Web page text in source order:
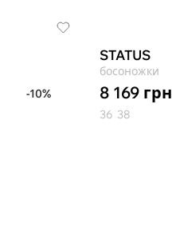
-10%
STATUS
босоножки
8 169 грн
36 38